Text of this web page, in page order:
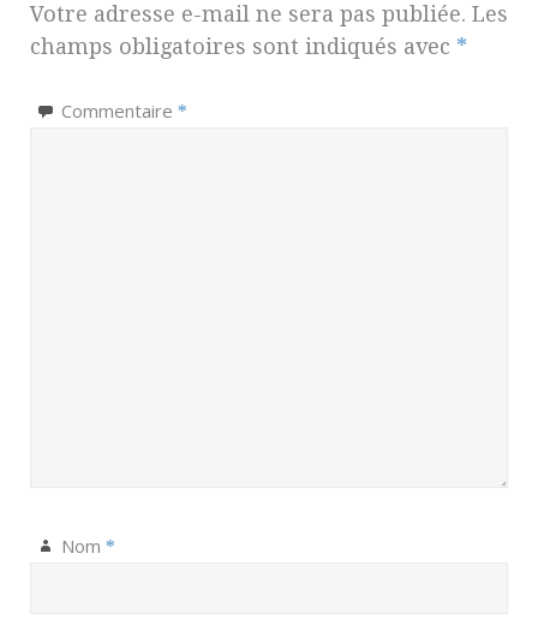
Votre adresse e-mail ne sera pas publiée. Les
champs obligatoires sont indiqués avec *
Commentaire *
Nom *